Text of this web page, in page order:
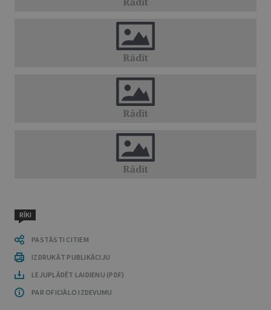
RĪKI
PASTĀSTI CITIEM
IZDRUKĀT PUBLIKĀCIJU
LEJUPLĀDĒT LAIDIENU (PDF)
PAR OFICIĀLO IZDEVUMU